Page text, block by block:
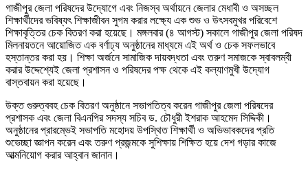
গাজীপুর জেলা পরিষদের উদ্যোগে এবং নিজস্ব অর্থায়নে জেলার মেধাবী ও অসচ্ছল
শিক্ষার্থীদের ভবিষ্যৎ শিক্ষাজীবন সুগম করার লক্ষ্যে এক শুভ ও উৎসবমুখর পরিবেশে
শিক্ষাবৃত্তির চেক বিতরণ করা হয়েছে। মঙ্গলবার (৪ আগস্ট) সকালে গাজীপুর জেলা পরিষদ
মিলনায়তনে আয়োজিত এক বর্ণাঢ্য অনুষ্ঠানের মাধ্যমে এই অর্থ ও চেক সফলভাবে
হস্তান্তর করা হয়। শিক্ষা অর্জনে সামাজিক দায়বদ্ধতা এবং তরুণ সমাজকে স্বাবলম্বী
করার উদ্দেশ্যেই জেলা প্রশাসন ও পরিষদের পক্ষ থেকে এই কল্যাণমুখী উদ্যোগ
বাস্তবায়ন করা হয়েছে।
উক্ত গুরুত্ববহ চেক বিতরণ অনুষ্ঠানে সভাপতিত্ব করেন গাজীপুর জেলা পরিষদের
প্রশাসক এবং জেলা বিএনপির সদস্য সচিব ড. চৌধুরী ইশরাক আহমেদ সিদ্দিকী।
অনুষ্ঠানের প্রারম্ভেই সভাপতি মহোদয় উপস্থিত শিক্ষার্থী ও অভিভাবকদের প্রতি
শুভেচ্ছা জ্ঞাপন করেন এবং তরুণ প্রজন্মকে সুশিক্ষায় শিক্ষিত হয়ে দেশ গড়ার কাজে
আত্মনিয়োগ করার আহ্বান জানান।